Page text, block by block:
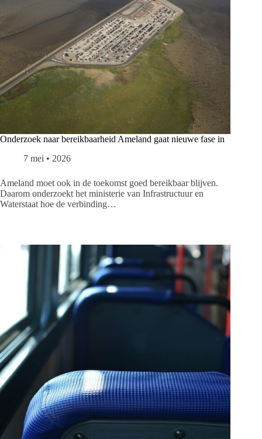
Onderzoek naar bereikbaarheid Ameland gaat nieuwe fase in
7 mei • 2026
Ameland moet ook in de toekomst goed bereikbaar blijven.
Daarom onderzoekt het ministerie van Infrastructuur en
Waterstaat hoe de verbinding…